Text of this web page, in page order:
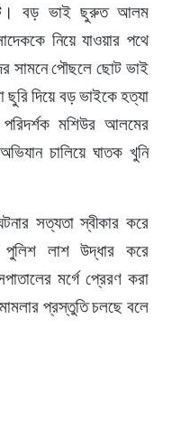
বড় ভাই ছুরুত আলম
নিয়ে যাওয়ার পথে
সামনে পৌছলে ছোট ভাই
দিয়ে বড় ভাইকে হত্যা
মশিউর আলমের
চালিয়ে ঘাতক খুনি
সত্যতা স্বীকার করে
লাশ উদ্ধার করে
মর্গে প্রেরণ করা
প্রস্তুতি চলছে বলে